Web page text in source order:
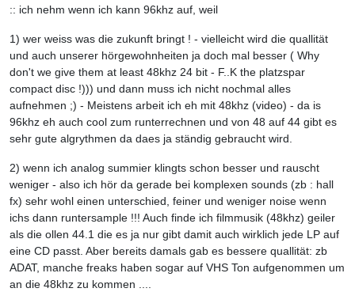
:: ich nehm wenn ich kann 96khz auf, weil
1) wer weiss was die zukunft bringt ! - vielleicht wird die quallität
und auch unserer hörgewohnheiten ja doch mal besser ( Why
don't we give them at least 48khz 24 bit - F..K the platzspar
compact disc !))) und dann muss ich nicht nochmal alles
aufnehmen ;) - Meistens arbeit ich eh mit 48khz (video) - da is
96khz eh auch cool zum runterrechnen und von 48 auf 44 gibt es
sehr gute algrythmen da daes ja ständig gebraucht wird.
2) wenn ich analog summier klingts schon besser und rauscht
weniger - also ich hör da gerade bei komplexen sounds (zb : hall
fx) sehr wohl einen unterschied, feiner und weniger noise wenn
ichs dann runtersample !!! Auch finde ich filmmusik (48khz) geiler
als die ollen 44.1 die es ja nur gibt damit auch wirklich jede LP auf
eine CD passt. Aber bereits damals gab es bessere quallität: zb
ADAT, manche freaks haben sogar auf VHS Ton aufgenommen um
an die 48khz zu kommen ....